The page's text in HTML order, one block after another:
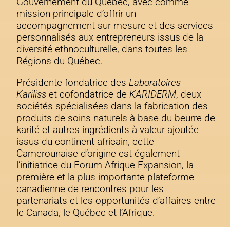
mission principale d’offrir un
accompagnement sur mesure et des services
personnalisés aux entrepreneurs issus de la
diversité ethnoculturelle, dans toutes les
Régions du Québec.
Présidente-fondatrice des Laboratoires
Kariliss et cofondatrice de KARIDERM, deux
sociétés spécialisées dans la fabrication des
produits de soins naturels à base du beurre de
karité et autres ingrédients à valeur ajoutée
issus du continent africain, cette
Camerounaise d’origine est également
l’initiatrice du Forum Afrique Expansion, la
première et la plus importante plateforme
canadienne de rencontres pour les
partenariats et les opportunités d’affaires entre
le Canada, le Québec et l’Afrique.